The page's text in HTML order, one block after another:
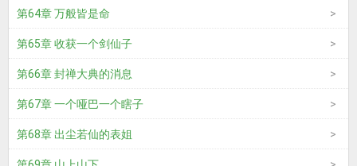
第64章 万般皆是命
第65章 收获一个剑仙子
第66章 封禅大典的消息
第67章 一个哑巴一个瞎子
第68章 出尘若仙的表姐